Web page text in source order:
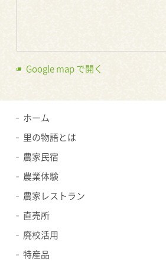
Google map で開く
ホーム
里の物語とは
農家民宿
農業体験
農家レストラン
直売所
廃校活用
特産品